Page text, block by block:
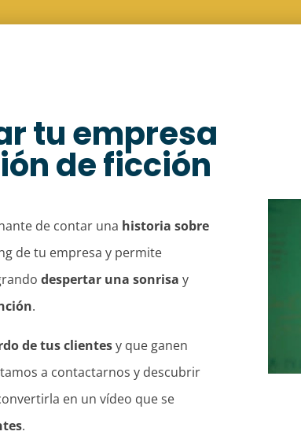
tu empresa
de ficción
de contar una historia sobre
de tu empresa y permite
despertar una sonrisa y
.
de tus clientesy que ganen
a contactarnos y descubrir
en un vídeo que se
.